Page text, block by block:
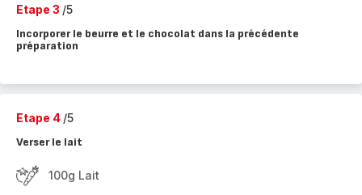
Etape 3 /5
Incorporer le beurre et le chocolat dans la précédente
préparation
Etape 4 /5
Verser le lait
100g Lait